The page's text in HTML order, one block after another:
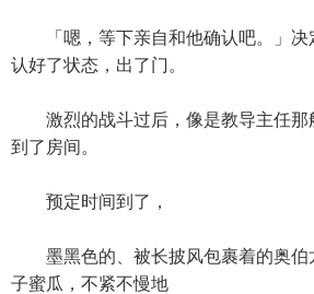
「嗯，等下亲自和他确认吧。」决
认好了状态，出了门。
激烈的战斗过后，像是教导主任那
到了房间。
预定时间到了，
墨黑色的、被长披风包裹着的奥伯
子蜜瓜，不紧不慢地